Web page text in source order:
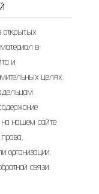
открытых
в
и
целях.
нашем сайте
организации,
связи.